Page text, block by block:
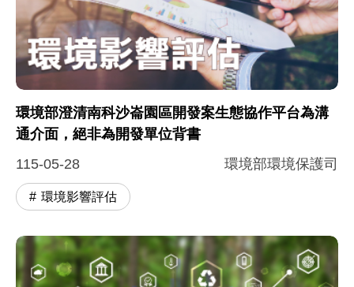
環境部澄清南科沙崙園區開發案生態協作平台為溝
通介面，絕非為開發單位背書
115-05-28
環境部環境保護司
環境影響評估